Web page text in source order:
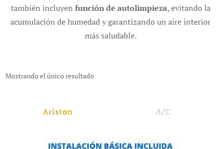
también incluyen función de autolimpieza, evitando la
acumulación de humedad y garantizando un aire interior
más saludable.
Mostrando el único resultado
Ariston A/C